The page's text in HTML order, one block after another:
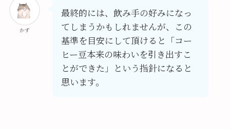
かず
最終的には、飲み手の好みになっ
てしまうかもしれませんが、この
基準を目安にして頂けると「コー
ヒー豆本来の味わいを引き出すこ
とができた」という指針になると
思います。